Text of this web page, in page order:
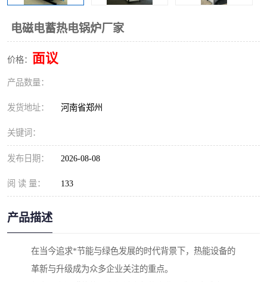
电磁电蓄热电锅炉厂家
价格： 面议
产品数量：
发货地址： 河南省郑州
关键词：
发布日期： 2026-08-08
阅 读 量： 133
产品描述
在当今追求*节能与绿色发展的时代背景下，热能设备的
革新与升级成为众多企业关注的重点。